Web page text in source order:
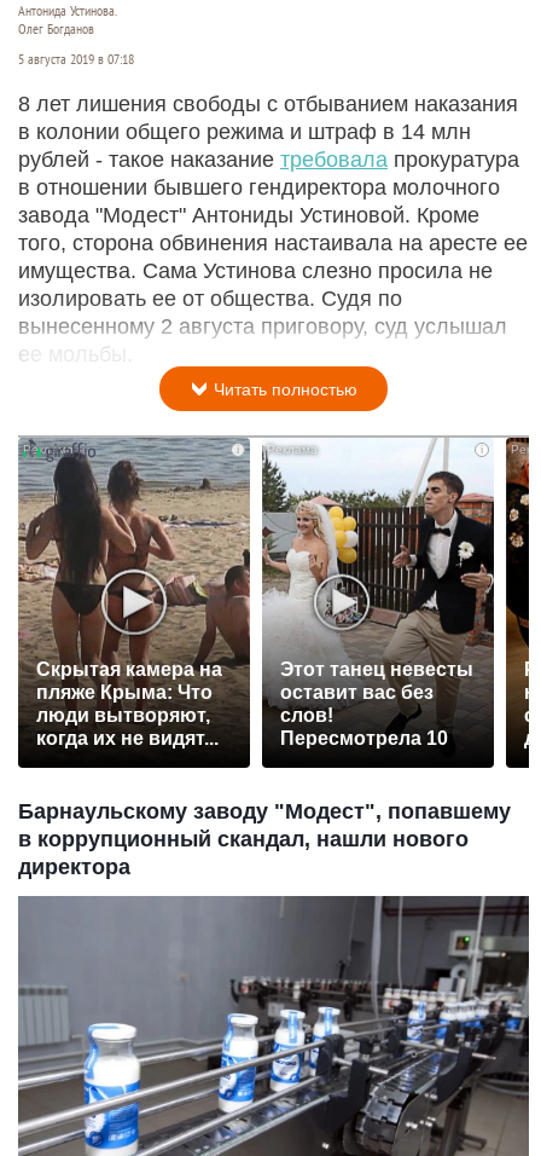
Антонида Устинова.
Олег Богданов
5 августа 2019 в 07:18
8 лет лишения свободы с отбыванием наказания
в колонии общего режима и штраф в 14 млн
рублей - такое наказание требовала прокуратура
в отношении бывшего гендиректора молочного
завода "Модест" Антониды Устиновой. Кроме
того, сторона обвинения настаивала на аресте ее
имущества. Сама Устинова слезно просила не
изолировать ее от общества. Судя по
вынесенному 2 августа приговору, суд услышал
ее мольбы.
Читать полностью
i
Скрытая камера на
пляже Крыма: Что
люди вытворяют,
когда их не видят...
i
Этот танец невесты
оставит вас без
слов!
Пересмотрела 10
Барнаульскому заводу "Модест", попавшему
в коррупционный скандал, нашли нового
директора